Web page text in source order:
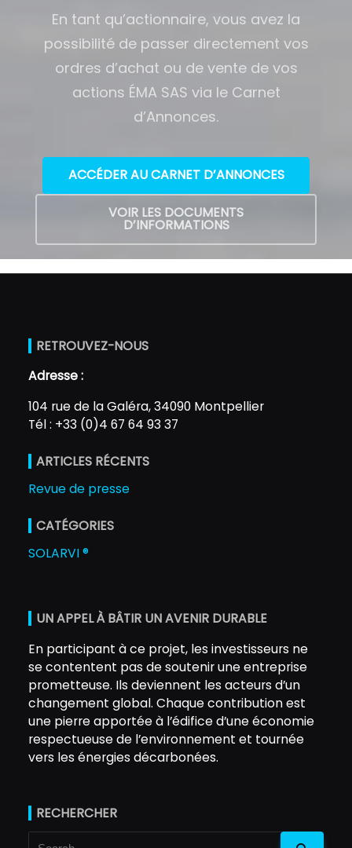
En tant qu’actionnaire, vous avez la
possibilité de passer directement vos
ordres d’achat ou de vente de vos
actions ÉMA SAS via le Carnet
d’Annonces.
ACCÉDER AU CARNET D’ANNONCES
VOIR LES DOCUMENTS
D’INFORMATIONS
RETROUVEZ-NOUS
Adresse :
104 rue de la Galéra, 34090 Montpellier
Tél : +33 (0)4 67 64 93 37
ARTICLES RÉCENTS
Revue de presse
CATÉGORIES
SOLARVI ®
UN APPEL À BÂTIR UN AVENIR DURABLE
En participant à ce projet, les investisseurs ne
se contentent pas de soutenir une entreprise
prometteuse. Ils deviennent les acteurs d’un
changement global. Chaque contribution est
une pierre apportée à l’édifice d’une économie
respectueuse de l’environnement et tournée
vers les énergies décarbonées.
RECHERCHER
Search